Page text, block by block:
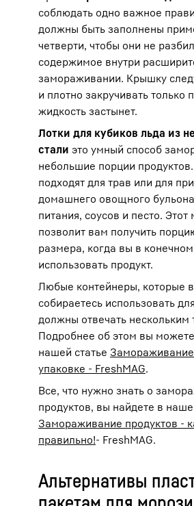
соблюдать одно важное
должны быть заполнены
четверти, чтобы они не
содержимое внутри
замораживании. Крышку
и плотно закручивать только
жидкость застынет.
Лотки для кубиков льда из
стали это умный способ
небольшие порции
подходят для трав или для
домашнего овощного
питания, соусов и песто. Этот
позволит вам получить
размера, когда вы в конечном
использовать продукт.
Любые контейнеры, которые
собираетесь использовать
должны отвечать нескольким
Подробнее об этом вы можете
нашей статье
упаковке - FreshMAG.
Все, что нужно знать о
продуктов, вы найдете в
Замораживание продуктов -
правильно!- FreshMAG.
Альтернативы